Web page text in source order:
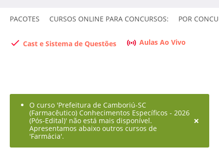
PACOTES CURSOS ONLINE PARA CONCURSOS: POR
Cast e Sistema de Questões Aulas Ao Vivo
O curso 'Prefeitura de Camboriú-SC
(Farmacêutico) Conhecimentos Específicos - 2026
(Pós-Edital)' não está mais disponível.
Apresentamos abaixo outros cursos de
'Farmácia'.
×